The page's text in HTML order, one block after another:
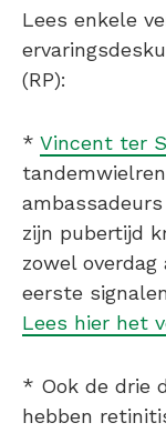
Lees enkele
(RP):
* Vincent ter
zijn pubertijd
zowel
eerste
Lees hier het
* Ook de drie
hebben